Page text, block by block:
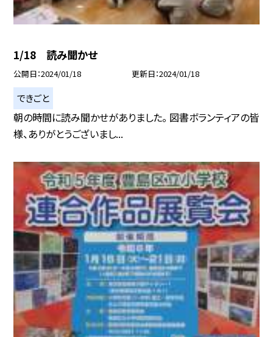
1/18 読み聞かせ
公開日 2024/01/18 更新日 2024/01/18
できごと
朝の時間に読み聞かせがありました。 図書ボランティアの皆
様、ありがとうございまし...